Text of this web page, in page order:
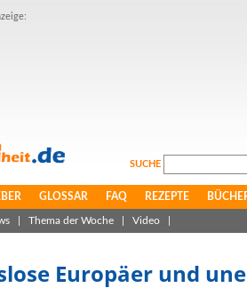
SUCHE
GLOSSAR FAQ REZEPTE
Thema der Woche Video
Europäer und